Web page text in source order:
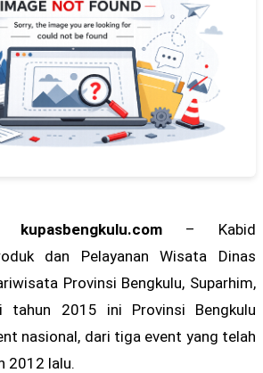
– Kabid
dan Pelayanan Wisata Dinas
Provinsi Bengkulu, Suparhim,
tahun 2015 ini Provinsi Bengkulu
nasional, dari tiga event yang telah
2012 lalu.